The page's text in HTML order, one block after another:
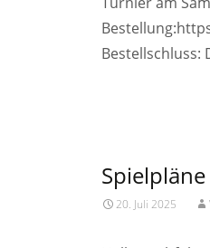
Bestellschluss:
20. Juli 2025